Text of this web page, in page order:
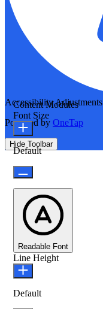
Accessibility Adjustments
Powered by OneTap
Hide Toolbar
Content Modules
Font Size
Default
Readable Font
Line Height
Default